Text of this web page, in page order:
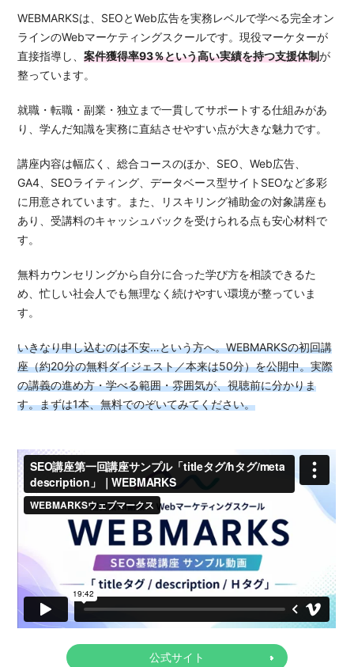
WEBMARKSは、SEOとWeb広告を実務レベルで学べる完全オン
ラインのWebマーケティングスクールです。現役マーケターが
直接指導し、案件獲得率93％という高い実績を持つ支援体制が
整っています。
就職・転職・副業・独立まで一貫してサポートする仕組みがあ
り、学んだ知識を実務に直結させやすい点が大きな魅力です。
講座内容は幅広く、総合コースのほか、SEO、Web広告、
GA4、SEOライティング、データベース型サイトSEOなど多彩
に用意されています。また、リスキリング補助金の対象講座も
あり、受講料のキャッシュバックを受けられる点も安心材料で
す。
無料カウンセリングから自分に合った学び方を相談できるた
め、忙しい社会人でも無理なく続けやすい環境が整っていま
す。
いきなり申し込むのは不安…という方へ。WEBMARKSの初回講
座（約20分の無料ダイジェスト／本来は50分）を公開中。実際
の講義の進め方・学べる範囲・雰囲気が、視聴前に分かりま
す。まずは1本、無料でのぞいてみてください。
公式サイト